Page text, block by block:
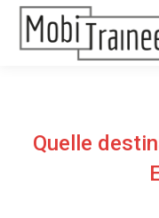
Quelle